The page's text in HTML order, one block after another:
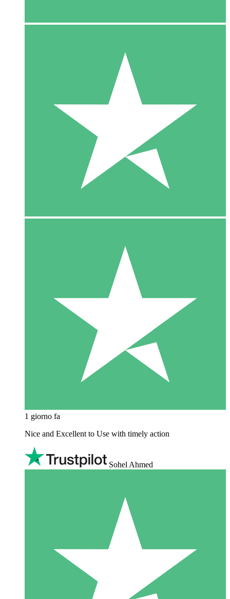
1 giorno fa
Nice and Excellent to Use with timely action
Sohel Ahmed